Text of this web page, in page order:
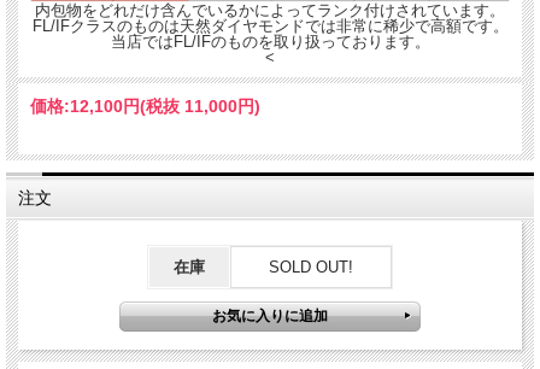
内包物をどれだけ含んでいるかによってランク付けされています。
FL/IFクラスのものは天然ダイヤモンドでは非常に稀少で高額です。
当店ではFL/IFのものを取り扱っております。
<
価格:12,100円(税抜 11,000円)
注文
在庫 SOLD OUT!